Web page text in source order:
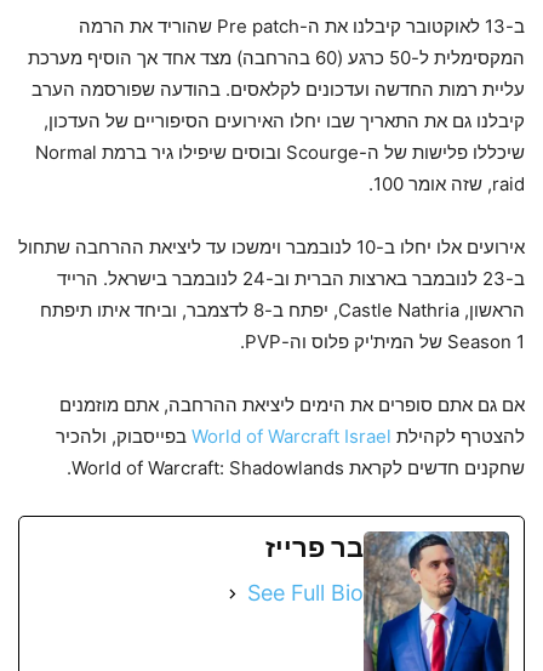
ב-13 לאוקטובר קיבלנו את ה-Pre patch שהוריד את הרמה
המקסימלית ל-50 כרגע (60 בהרחבה) מצד אחד אך הוסיף מערכת
עליית רמות החדשה ועדכונים לקלאסים. בהודעה שפורסמה הערב
קיבלנו גם את התאריך שבו יחלו האירועים הסיפוריים של העדכון,
שיכללו פלישות של ה-Scourge ובוסים שיפילו גיר ברמת Normal
raid, שזה אומר 100.
אירועים אלו יחלו ב-10 לנובמבר וימשכו עד ליציאת ההרחבה שתחול
ב-23 לנובמבר בארצות הברית וב-24 לנובמבר בישראל. הרייד
הראשון, Castle Nathria, יפתח ב-8 לדצמבר, וביחד איתו תיפתח
Season 1 של המית'יק פלוס וה-PVP.
אם גם אתם סופרים את הימים ליציאת ההרחבה, אתם מוזמנים
להצטרף לקהילת World of Warcraft Israel בפייסבוק, ולהכיר
שחקנים חדשים לקראת World of Warcraft: Shadowlands.
בר פרייז
See Full Bio